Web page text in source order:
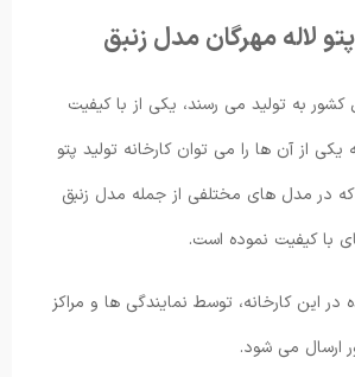
لاله مهرگان مدل زنبق
به تولید می رسند، یکی از با کیفیت
از آن ها را می توان کارخانه تولید پتو
که در مدل های مختلفی از جمله مدل زنبق
با کیفیت نموده است.
این کارخانه، توسط نمایندگی ها و مراکز
ارسال می شود.